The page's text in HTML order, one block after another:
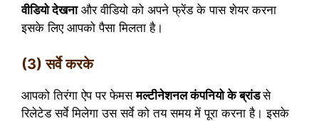
वीडियो देखनाऔर वीडियो को अपने फ्रेंड के पास शेयर करना
इसके लिए आपको पैसा मिलता है।
(3) सर्वे करके
आपको तिरंगा ऐप पर फेमसमल्टीनेशनल कंपनियो के ब्रांडसे
रिलेटेड सर्वे मिलेगा उस सर्वे को तय समय में पूरा करना है। इसके